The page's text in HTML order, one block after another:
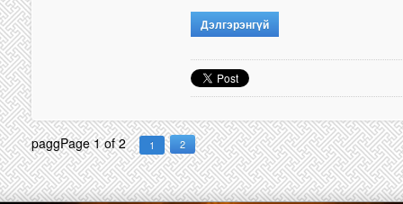
Дэлгэрэнгүй
paggPage 1 of 2 1 2